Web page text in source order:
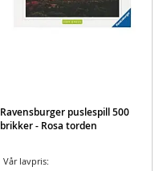
Ravensburger puslespill 500
brikker - Rosa torden
Vår lavpris: